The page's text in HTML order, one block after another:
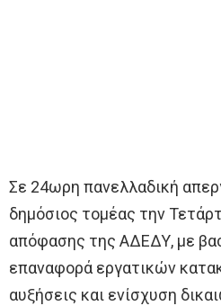
Σε 24ωρη πανελλαδική
δημόσιος τομέας την
απόφασης της ΑΔΕΔΥ, με
επαναφορά εργατικών
αυξήσεις και ενίσχυση